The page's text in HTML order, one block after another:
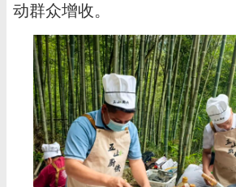
动群众增收。